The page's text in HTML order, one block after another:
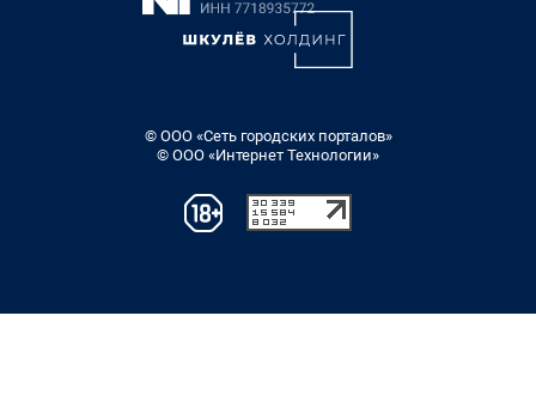
© ООО «Сеть городских порталов»
© ООО «Интернет Технологии»